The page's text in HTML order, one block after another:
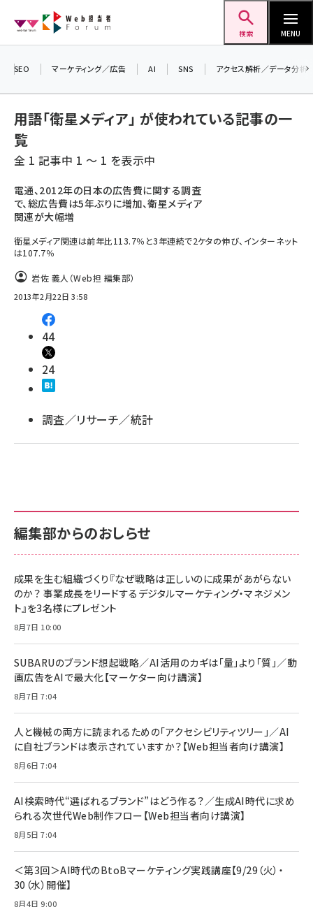
ン
検索 MENU
seo (3526)
ai (2807)
youtube (2434)
note (2312)
z世代 (1622)
meo (1275)
llmo (1163)
SEO マーケティング／広告 AI SNS アクセス解析／データ分析
用語「衛星メディア」 が使われている記事の一
覧
全 1 記事中 1 ～ 1 を表示中
電通、2012年の日本の広告費に関する調査
で、総広告費は5年ぶりに増加、衛星メディア
関連が大幅増
衛星メディア関連は前年比113.7％と3年連続で2ケタの伸び、インターネット
は107.7％
岩佐 義人（Web担 編集部）
2013年2月22日 3:58
44
24
調査／リサーチ／統計
編集部からのおしらせ
成果を生む組織づくり『なぜ戦略は正しいのに成果があがらない
のか？ 事業成長をリードするデジタルマーケティング・マネジメン
ト』を3名様にプレゼント
8月7日 10:00
SUBARUのブランド想起戦略／AI活用のカギは「量」より「質」／動
画広告をAIで最大化【マーケター向け講演】
8月7日 7:04
人と機械の両方に読まれるための「アクセシビリティツリー」／AI
に自社ブランドは表示されていますか？【Web担当者向け講演】
8月6日 7:04
AI検索時代“選ばれるブランド”はどう作る？／生成AI時代に求め
られる次世代Web制作フロー【Web担当者向け講演】
8月5日 7:04
＜第3回＞AI時代のBtoBマーケティング実践講座【9/29（火）・
30（水）開催】
8月4日 9:00
生成AIをマーケティング等に活用するための
考え方を学べるセミナーイベント「生成AI ×
マーケティング フォーラム 2026」開催！